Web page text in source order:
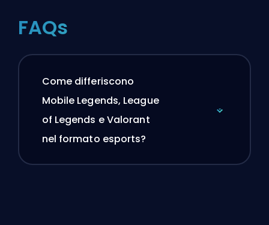
FAQs
Come differiscono
Mobile Legends, League
of Legends e Valorant
nel formato esports?